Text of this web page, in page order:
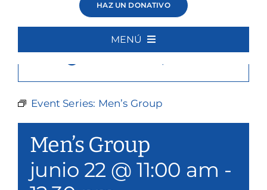
HAZ UN DONATIVO
MENÚ
Quiénes somos
Eventos y medios de comunicación
Filantropía y voluntariado
Event Series: Men’s Group
Men’s Group
junio 22 @ 11:00 am -